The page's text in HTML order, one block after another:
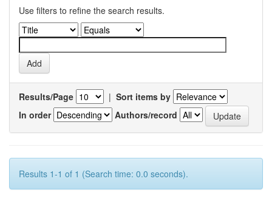
Use filters to refine the search results.
Results/Page | Sort items by
In order
Authors/record
Results 1-1 of 1 (Search time: 0.0 seconds).